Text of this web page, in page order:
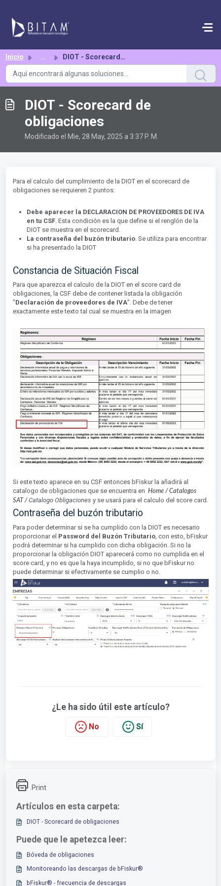
Inicio ... DIOT - Scorecard de obligaciones
DIOT - Scorecard de
obligaciones
Modificado el Mie, 28 May, 2025 a 3:37 P. M.
Para el calculo del cumplimiento de la DIOT en el scorecard de
obligaciones se requieren 2 puntos:
Debe aparecer la DECLARACION DE PROVEEDORES DE IVA
en tu CSF. Esta condición es la que define si el renglón de la
DIOT se muestra en el scorecard.
La contraseña del buzón tributario. Se utiliza para encontrar
si ha presentado la DIOT
Constancia de Situación Fiscal
Para que aparezca el calculo de la DIOT en el score card de
obligaciones, la CSF debe de contener listada la obligación
"Declaración de proveedores de IVA". Debe de tener
exactamente este texto tal cual se muestra en la imagen
Si este texto aparece en su CSF entonces bFiskur la añadirá al
catalogo de obligaciones que se encuentra en Home / Catalogos
SAT / Catalogo Obligaciones y se usará para el calculo del score card.
Contraseña del buzón tributario
Para poder determinar si se ha cumplido con la DIOT es necesario
proporcionar el Password del Buzón Tributario, con esto, bFiskur
podrá determinar si ha cumplido con dicha obligación. Si no la
proporcionar la obligación DIOT aparecerá como no cumplida en el
score card, y no es que la haya incumplido, si no que bFiskur no
puede determinar si efectivamente se cumplio o no.
¿Le ha sido útil este artículo?
No Sí
Print
Artículos en esta carpeta:
DIOT - Scorecard de obligaciones
Puede que le apetezca leer:
Bóveda de obligaciones
Monitoreando las descargas de bFiskur®︎
bFiskur®︎ - frecuencia de descargas